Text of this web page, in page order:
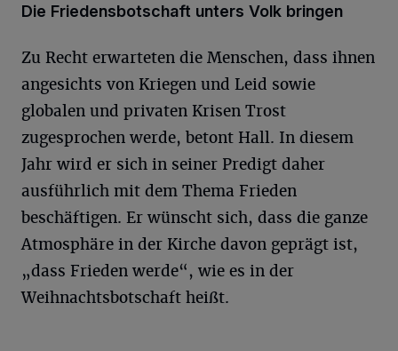
Die Friedensbotschaft unters Volk bringen
Zu Recht erwarteten die Menschen, dass ihnen
angesichts von Kriegen und Leid sowie
globalen und privaten Krisen Trost
zugesprochen werde, betont Hall. In diesem
Jahr wird er sich in seiner Predigt daher
ausführlich mit dem Thema Frieden
beschäftigen. Er wünscht sich, dass die ganze
Atmosphäre in der Kirche davon geprägt ist,
„dass Frieden werde“, wie es in der
Weihnachtsbotschaft heißt.